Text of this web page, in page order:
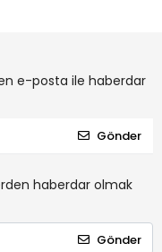
e-posta ile haberdar
Gönder
haberdar olmak
Gönder